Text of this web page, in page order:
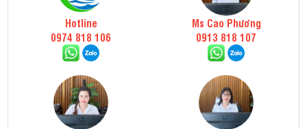
Hotline
0974 818 106
Ms Cao Phương
0913 818 107